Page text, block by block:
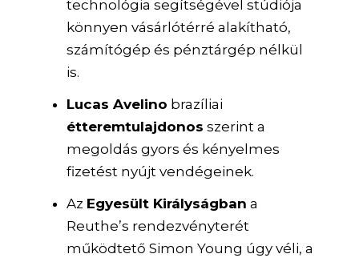
technológia segítségével stúdiója
könnyen vásárlótérré alakítható,
számítógép és pénztárgép nélkül
is.
Lucas Avelino brazíliai
étteremtulajdonos szerint a
megoldás gyors és kényelmes
fizetést nyújt vendégeinek.
Az Egyesült Királyságban a
Reuthe’s rendezvényterét
működtető Simon Young úgy véli, a